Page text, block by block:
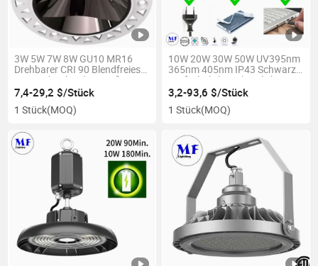
3W 5W 7W 8W GU10 MR16
Drehbarer CRI 90 Blendfreies
LED-Einbauleuchte Weiß
Schwarz LED-Gehäuse
Austauschbare Einbau-LED-
Spotdownlight
7,4-29,2 $/Stück
1 Stück(MOQ)
10W 20W 30W 50W UV395nm
365nm 405nm IP43 Schwarz
Weiß Flutlicht Röhrenlicht
Vollspektrum Ultraviolett
Röhren LED UV
Aushärtungslicht UV Lampe
3,2-93,6 $/Stück
1 Stück(MOQ)